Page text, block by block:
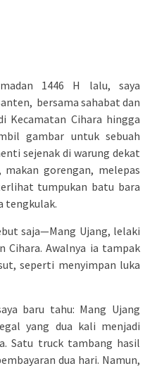
1446 H lalu, saya
bersama sahabat dan
Kecamatan Cihara hingga
gambar untuk sebuah
sejenak di warung dekat
gorengan, melepas
tumpukan batu bara
tengkulak.
saja—Mang Ujang, lelaki
Cihara. Awalnya ia tampak
seperti menyimpan luka
baru tahu: Mang Ujang
yang dua kali menjadi
Satu truck tambang hasil
dua hari. Namun,